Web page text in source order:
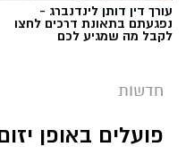
עורך דין דותן לינדנברג -
נפגעתם בתאונת דרכים לחצו
לקבל מה שמגיע לכם
חדשות
פועלים באופן